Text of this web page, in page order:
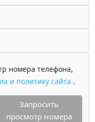
номера телефона,
и политику сайта .
Запросить
просмотр номера